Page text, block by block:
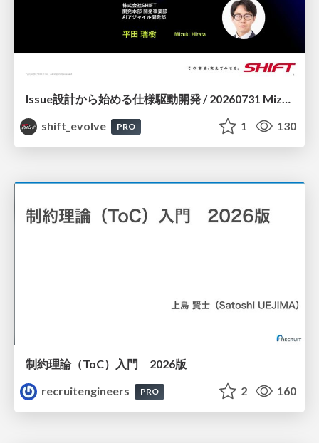
Issue設計から始める仕様駆動開発 / 20260731 Mizuki Hirata
shift_evolve
PRO 1 130
制約理論（ToC）入門 2026版
recruitengineers
PRO 2 160